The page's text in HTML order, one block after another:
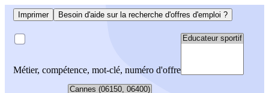
Imprimer Besoin d'aide sur la recherche d'offres d'emploi ?
Métier, compétence, mot-clé, numéro d'offre